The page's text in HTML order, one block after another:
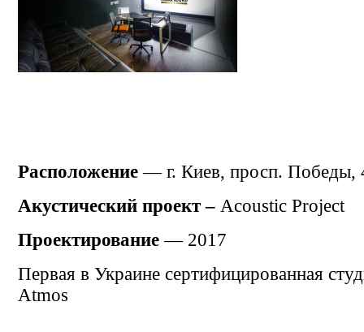
Расположение — г. Киев, просп. Победы,
Акустический проект – Acoustic Project
Проектирование— 2017
Первая в Украине сертифицированная
Atmos